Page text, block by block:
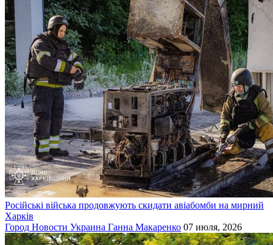
Російські війська продовжують скидати авіабомби на мирний
Харків
Город Новости Украина Ганна Макаренко 07 июля, 2026